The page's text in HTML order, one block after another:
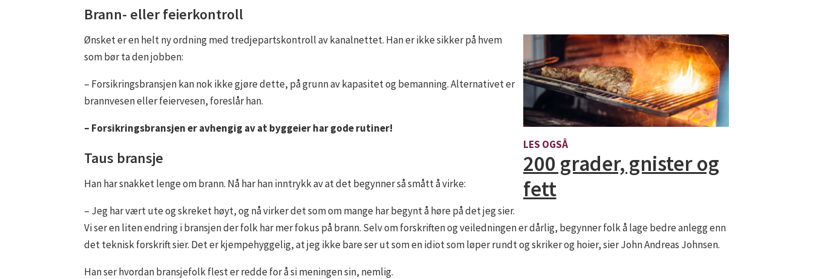
Brann- eller feierkontroll
LES OGSÅ
200 grader, gnister og
fett
Ønsket er en helt ny ordning med tredjepartskontroll av kanalnettet. Han er ikke sikker på hvem
som bør ta den jobben:
– Forsikringsbransjen kan nok ikke gjøre dette, på grunn av kapasitet og bemanning. Alternativet er
brannvesen eller feiervesen, foreslår han.
– Forsikringsbransjen er avhengig av at byggeier har gode rutiner!
Taus bransje
Han har snakket lenge om brann. Nå har han inntrykk av at det begynner så smått å virke:
– Jeg har vært ute og skreket høyt, og nå virker det som om mange har begynt å høre på det jeg sier.
Vi ser en liten endring i bransjen der folk har mer fokus på brann. Selv om forskriften og veiledningen er dårlig, begynner folk å lage bedre anlegg enn
det teknisk forskrift sier. Det er kjempehyggelig, at jeg ikke bare ser ut som en idiot som løper rundt og skriker og hoier, sier John Andreas Johnsen.
Han ser hvordan bransjefolk flest er redde for å si meningen sin, nemlig.